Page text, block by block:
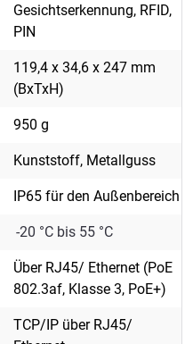
Gesichtserkennung, RFID,
PIN
119,4 x 34,6 x 247 mm
(BxTxH)
950 g
Kunststoff, Metallguss
IP65 für den Außenbereich
-20 °C bis 55 °C
Über RJ45/ Ethernet (PoE
802.3af, Klasse 3, PoE+)
TCP/IP über RJ45/